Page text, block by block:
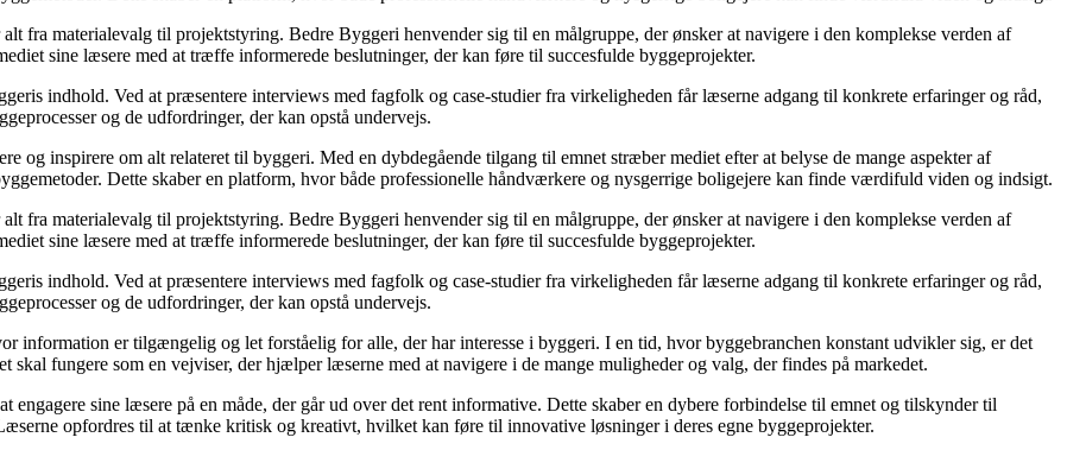
fra materialevalg til projektstyring. Bedre Byggeri henvender sig til en målgruppe, der ønsker at navigere i den komplekse verden af
sine læsere med at træffe informerede beslutninger, der kan føre til succesfulde byggeprojekter.
indhold. Ved at præsentere interviews med fagfolk og case-studier fra virkeligheden får læserne adgang til konkrete erfaringer og råd,
og de udfordringer, der kan opstå undervejs.
og inspirere om alt relateret til byggeri. Med en dybdegående tilgang til emnet stræber mediet efter at belyse de mange aspekter af
Dette skaber en platform, hvor både professionelle håndværkere og nysgerrige boligejere kan finde værdifuld viden og indsigt.
fra materialevalg til projektstyring. Bedre Byggeri henvender sig til en målgruppe, der ønsker at navigere i den komplekse verden af
sine læsere med at træffe informerede beslutninger, der kan føre til succesfulde byggeprojekter.
indhold. Ved at præsentere interviews med fagfolk og case-studier fra virkeligheden får læserne adgang til konkrete erfaringer og råd,
og de udfordringer, der kan opstå undervejs.
information er tilgængelig og let forståelig for alle, der har interesse i byggeri. I en tid, hvor byggebranchen konstant udvikler sig, er det
fungere som en vejviser, der hjælper læserne med at navigere i de mange muligheder og valg, der findes på markedet.
sine læsere på en måde, der går ud over det rent informative. Dette skaber en dybere forbindelse til emnet og tilskynder til
opfordres til at tænke kritisk og kreativt, hvilket kan føre til innovative løsninger i deres egne byggeprojekter.